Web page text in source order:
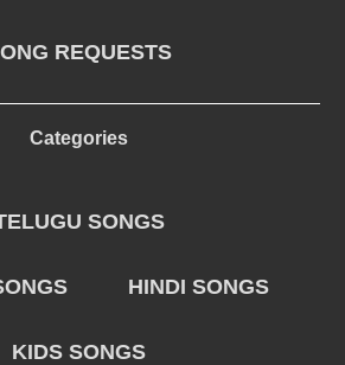
REQUESTS
Categories
SONGS
HINDI SONGS
KIDS SONGS